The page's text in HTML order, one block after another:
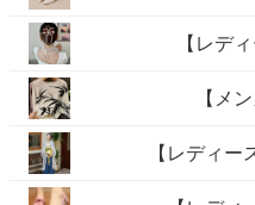
【レデ
【メ
【レディー